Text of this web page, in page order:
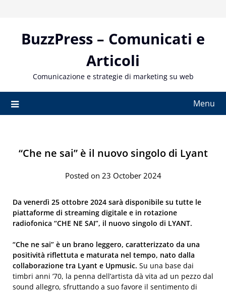
contentBuzzPress – Comunicati e
Articoli
Comunicazione e strategie di marketing su web
Menu
“Che ne sai” è il nuovo singolo di Lyant
Posted on 23 October 2024
Da venerdì 25 ottobre 2024 sarà disponibile su tutte le
piattaforme di streaming digitale e in rotazione
radiofonica “CHE NE SAI”, il nuovo singolo di LYANT.
“Che ne sai” è un brano leggero, caratterizzato da una
positività riflettuta e maturata nel tempo, nato dalla
collaborazione tra Lyant e Upmusic. Su una base dai
timbri anni ’70, la penna dell’artista dà vita ad un pezzo dal
sound allegro, sfruttando a suo favore il sentimento di